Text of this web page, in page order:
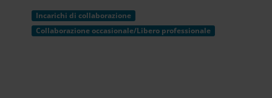
Incarichi di collaborazione
Collaborazione occasionale/Libero professionale